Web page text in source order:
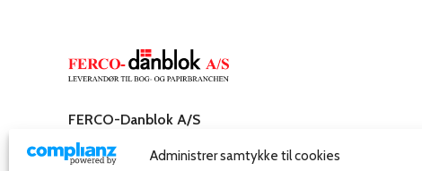
Administrer samtykke til cookies
FERCO-Danblok A/S
Rosenkæret 31,
2860 Søborg – Danmark